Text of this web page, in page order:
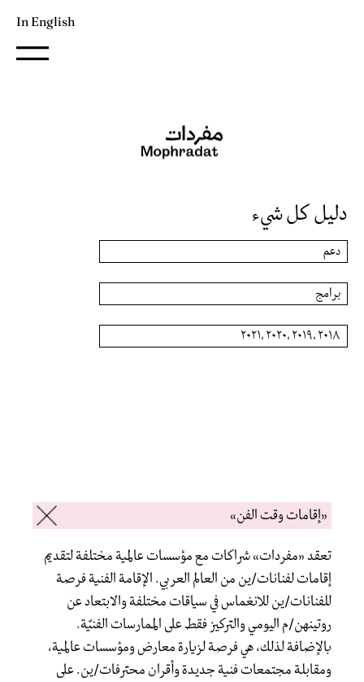
In English
دليل كل شيء
دعم
برامج
٢٠١٨ ،٢٠١٩ ،٢٠٢٠ ،٢٠٢١
«إقامات وقت الفن»
تعقد «مفردات» شراكات مع مؤسسات عالمية مختلفة لتقديم
إقامات لفنانات/ين من العالم العربي. الإقامة الفنية فرصة
للفنانات/ين للانغماس في سياقات مختلفة والابتعاد عن
روتينهن/م اليومي والتركيز فقط على الممارسات الفنيّة.
بالإضافة لذلك، هي فرصة لزيارة معارض ومؤسسات عالمية،
ومقابلة مجتمعات فنية جديدة وأقران محترفات/ين. على